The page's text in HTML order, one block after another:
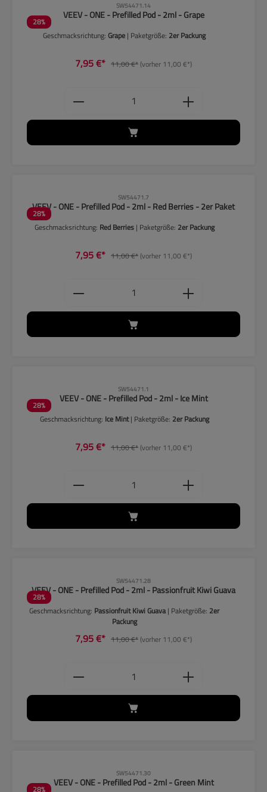
28%
SW54471.14
VEEV - ONE - Prefilled Pod - 2ml - Grape
Geschmacksrichtung:Grape | Paketgröße: 2er Packung
7,95 €* 11,00 €*(vorher 11,00 €*)
Produkt Anzahl: Gib den
28%
SW54471.7
VEEV - ONE - Prefilled Pod - 2ml - Red Berries - 2er Paket
Geschmacksrichtung: Red Berries | Paketgröße: 2er Packung
7,95 €* 11,00 €*(vorher 11,00 €*)
Produkt Anzahl: Gib den
28%
SW54471.1
VEEV - ONE - Prefilled Pod - 2ml - Ice Mint
Geschmacksrichtung: Ice Mint| Paketgröße: 2er Packung
7,95 €* 11,00 €*(vorher 11,00 €*)
Produkt Anzahl: Gib den
28%
SW54471.28
VEEV - ONE - Prefilled Pod - 2ml - Passionfruit Kiwi Guava
Geschmacksrichtung: Passionfruit Kiwi Guava| Paketgröße: 2er
Packung
7,95 €* 11,00 €*(vorher 11,00 €*)
Produkt Anzahl: Gib den
28%
SW54471.30
VEEV - ONE - Prefilled Pod - 2ml - Green Mint